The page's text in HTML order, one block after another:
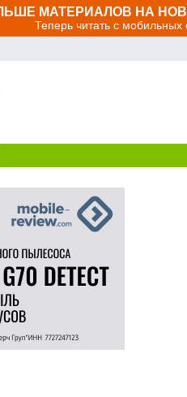
МАТЕРИАЛОВ НА
Теперь читать с мобильных